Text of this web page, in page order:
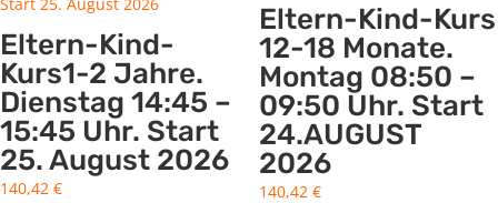
Eltern-Kind-
Kurs1-2 Jahre.
Dienstag 14:45 –
15:45 Uhr. Start
25. August 2026
140,42 €
Eltern-Kind-Kurs
12-18 Monate.
Montag 08:50 –
09:50 Uhr. Start
24.AUGUST
2026
140,42 €